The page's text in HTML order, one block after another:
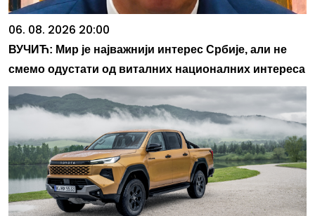
06. 08. 2026 20:00
ВУЧИЋ: Мир је најважнији интерес Србије, али не
смемо одустати од виталних националних интереса